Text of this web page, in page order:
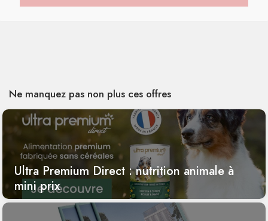
Ne manquez pas non plus ces offres
Ultra Premium Direct : nutrition animale à
mini prix